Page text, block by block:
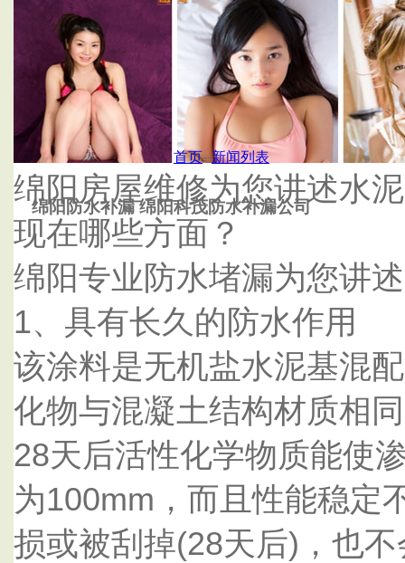
绵阳防水补漏 绵阳科茂防水补漏公司
杭州泰鑫防水补漏公司
首页--新闻列表
绵阳房屋维修为您讲述水
现在哪些方面？
绵阳专业防水堵漏为您讲
1、具有长久的防水作用
该涂料是无机盐水泥基混
化物与混凝土结构材质相
28天后活性化学物质能使
为100mm，而且性能稳定
损或被刮掉(28天后)，也